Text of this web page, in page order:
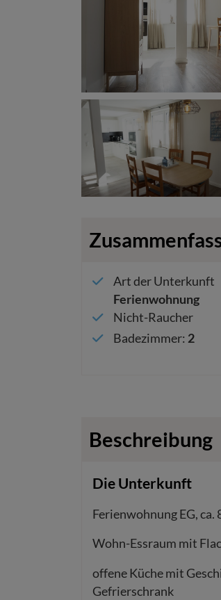
Art der Unterkunft
Ferienwohnung
Nicht-Raucher
Badezimmer: 2
Beschreibung
Die Unterkunft
Ferienwohnung EG, ca.
Wohn-Essraum mit
offene Küche mit
Gefrierschrank